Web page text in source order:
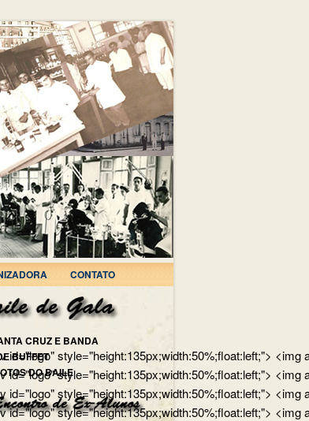
CONTATO
style="height:135px;width:50%;float:left;">
style="height:135px;width:50%;float:left;">
style="height:135px;width:50%;float:left;">
style="height:135px;width:50%;float:left;">
CRUZ E BANDA
BUFFET
DO BAILE